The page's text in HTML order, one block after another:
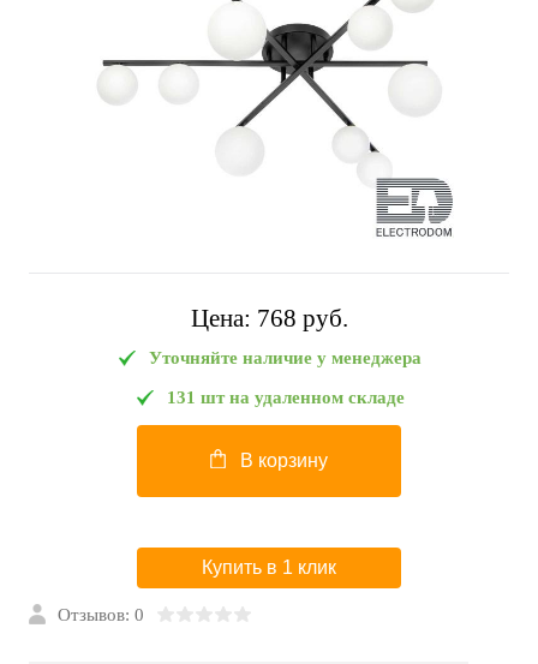
Цена: 768 pуб.
Уточняйте наличие у менеджера
131 шт на удаленном складе
В корзину
Купить в 1 клик
Отзывов: 0